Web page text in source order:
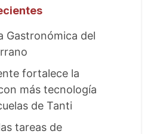
Gastronómica del
fortalece la
más tecnología
de Tanti
tareas de